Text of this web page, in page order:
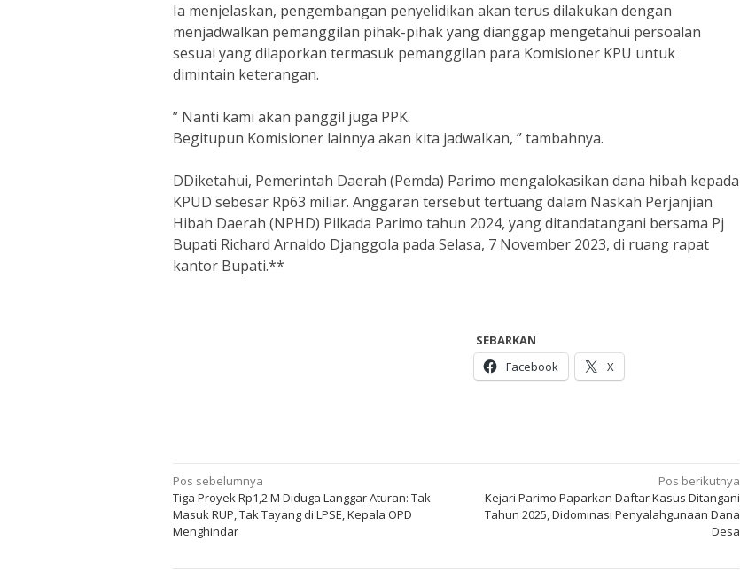
Ia menjelaskan, pengembangan penyelidikan akan terus dilakukan dengan
menjadwalkan pemanggilan pihak-pihak yang dianggap mengetahui persoalan
sesuai yang dilaporkan termasuk pemanggilan para Komisioner KPU untuk
dimintain keterangan.
” Nanti kami akan panggil juga PPK.
Begitupun Komisioner lainnya akan kita jadwalkan, ” tambahnya.
DDiketahui, Pemerintah Daerah (Pemda) Parimo mengalokasikan dana hibah kepada
KPUD sebesar Rp63 miliar. Anggaran tersebut tertuang dalam Naskah Perjanjian
Hibah Daerah (NPHD) Pilkada Parimo tahun 2024, yang ditandatangani bersama Pj
Bupati Richard Arnaldo Djanggola pada Selasa, 7 November 2023, di ruang rapat
kantor Bupati.**
SEBARKAN
Facebook
X
Navigasi
pos
Pos sebelumnya
Tiga Proyek Rp1,2 M Diduga Langgar Aturan: Tak
Masuk RUP, Tak Tayang di LPSE, Kepala OPD
Menghindar
Pos berikutnya
Kejari Parimo Paparkan Daftar Kasus Ditangani
Tahun 2025, Didominasi Penyalahgunaan Dana
Desa